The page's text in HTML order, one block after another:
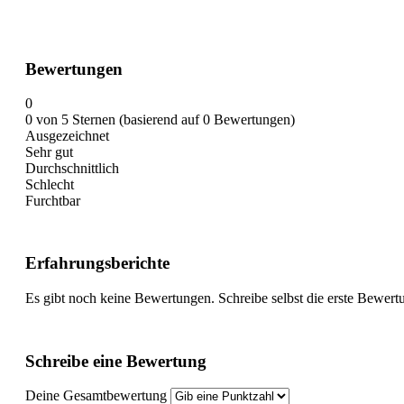
Bewertungen
0
0 von 5 Sternen (basierend auf 0 Bewertungen)
Ausgezeichnet
Sehr gut
Durchschnittlich
Schlecht
Furchtbar
Erfahrungsberichte
Es gibt noch keine Bewertungen. Schreibe selbst die erste
Schreibe eine Bewertung
Deine Gesamtbewertung